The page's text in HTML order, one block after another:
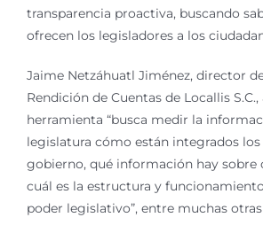
transparencia proactiva, buscando
ofrecen los legisladores a los
Jaime Netzáhuatl Jiménez, director
Rendición de Cuentas de Locallis
herramienta “busca medir la
legislatura cómo están integrados
gobierno, qué información hay sobre
cuál es la estructura y
poder legislativo”, entre muchas otras